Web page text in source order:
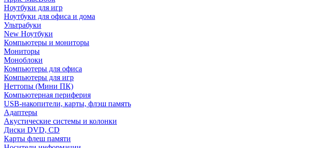
Ноутбуки для игр
Ноутбуки для офиса и дома
Ультрабуки
New Ноутбуки
Компьютеры и мониторы
Мониторы
Моноблоки
Компьютеры для офиса
Компьютеры для игр
Неттопы (Мини ПК)
Компьютерная периферия
USB-накопители, карты, флэш память
Адаптеры
Акустические системы и колонки
Диски DVD, CD
Карты флеш памяти